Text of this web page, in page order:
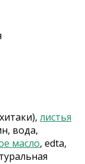
листья
вода,
масло, edta,